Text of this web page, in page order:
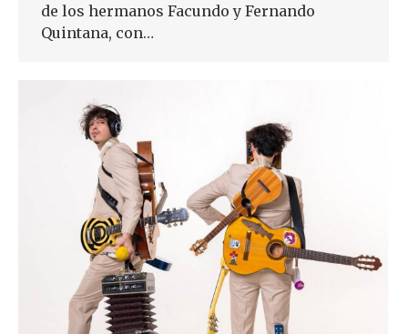
de los hermanos Facundo y Fernando
Quintana, con…